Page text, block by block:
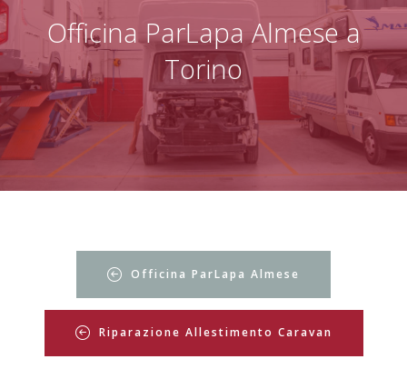
Officina ParLapa Almese a
Torino
Officina ParLapa Almese
Riparazione Allestimento Caravan